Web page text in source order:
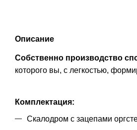
Описание
Собственно производство
которого вы, с легкостью,
Комплектация:
Скалодром с зацепами